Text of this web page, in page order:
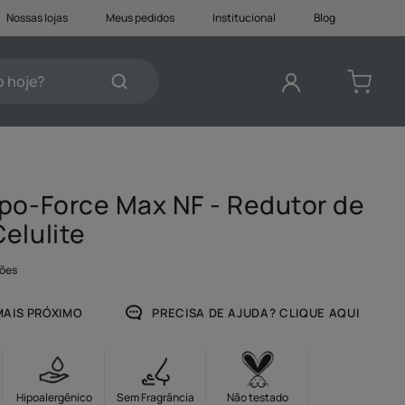
Nossas lojas Meus pedidos Institucional Blog
Force Max NF - Redutor de
PRÓXIMO PRECISA DE AJUDA? CLIQUE AQUI
Hipoalergênico Sem Fragrância
Não testado